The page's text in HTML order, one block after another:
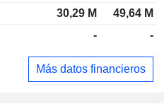
30,29 M
49,64 M
- -
Más datos financieros